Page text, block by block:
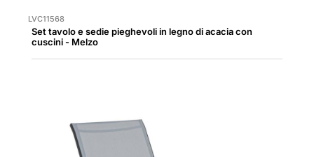
LVC11568
Set tavolo e sedie pieghevoli in legno di acacia con
cuscini - Melzo